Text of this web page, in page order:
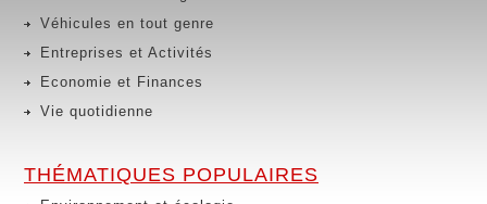
Véhicules en tout genre
Entreprises et Activités
Economie et Finances
Vie quotidienne
THÉMATIQUES POPULAIRES